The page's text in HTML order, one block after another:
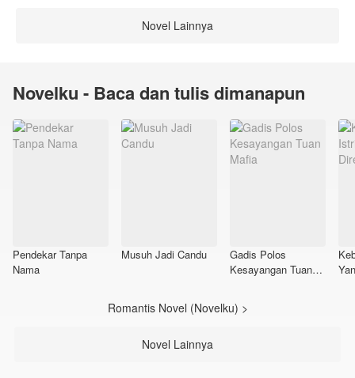
Novel Lainnya
Novelku - Baca dan tulis dimanapun
Pendekar Tanpa
Nama
Musuh Jadi Candu
Gadis Polos
Kesayangan Tuan
Romantis Novel (Novelku) >
Novel Lainnya